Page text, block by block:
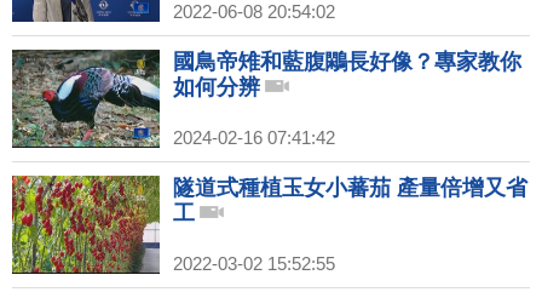
2022-06-08 20:54:02
國鳥帝雉和藍腹鷴長好像？專家教你
如何分辨
2024-02-16 07:41:42
隧道式種植玉女小蕃茄 產量倍增又省
工
2022-03-02 15:52:55